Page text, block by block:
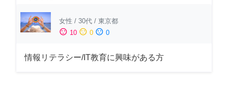
女性 / 30代 / 東京都
sentiment_satisfied 10 sentiment_neutral 0 sentiment_dissatisfied 0
情報リテラシー/IT教育に興味がある方